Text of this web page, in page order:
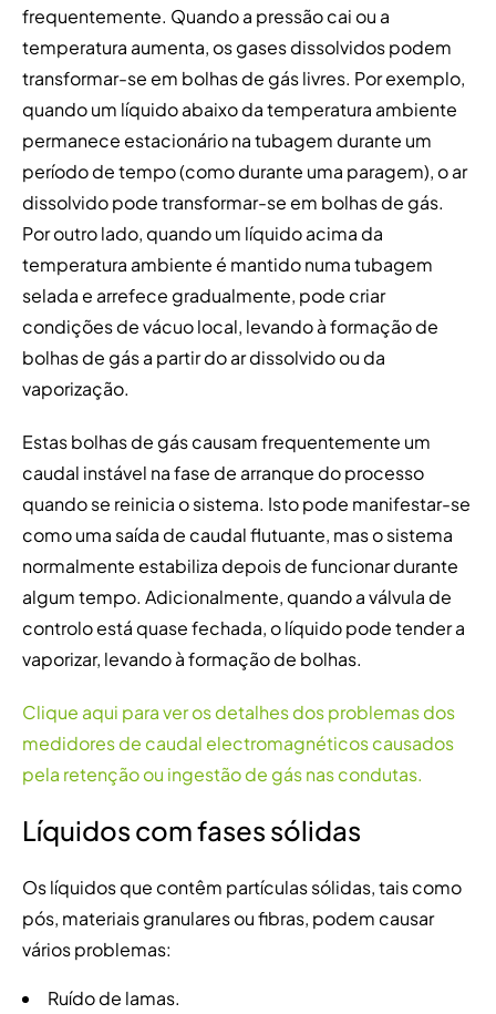
frequentemente. Quando a pressão cai ou a
temperatura aumenta, os gases dissolvidos podem
transformar-se em bolhas de gás livres. Por exemplo,
quando um líquido abaixo da temperatura ambiente
permanece estacionário na tubagem durante um
período de tempo (como durante uma paragem), o ar
dissolvido pode transformar-se em bolhas de gás.
Por outro lado, quando um líquido acima da
temperatura ambiente é mantido numa tubagem
selada e arrefece gradualmente, pode criar
condições de vácuo local, levando à formação de
bolhas de gás a partir do ar dissolvido ou da
vaporização.
Estas bolhas de gás causam frequentemente um
caudal instável na fase de arranque do processo
quando se reinicia o sistema. Isto pode manifestar-se
como uma saída de caudal flutuante, mas o sistema
normalmente estabiliza depois de funcionar durante
algum tempo. Adicionalmente, quando a válvula de
controlo está quase fechada, o líquido pode tender a
vaporizar, levando à formação de bolhas.
Clique aqui para ver os detalhes dos problemas dos
medidores de caudal electromagnéticos causados
pela retenção ou ingestão de gás nas condutas.
Líquidos com fases sólidas
Os líquidos que contêm partículas sólidas, tais como
pós, materiais granulares ou fibras, podem causar
vários problemas:
Ruído de lamas.